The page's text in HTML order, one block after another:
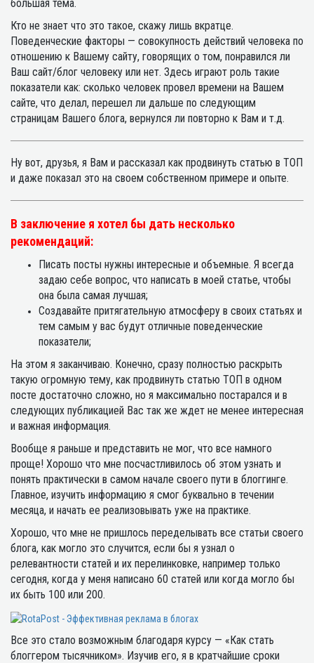
большая тема.
Кто не знает что это такое, скажу лишь вкратце.
Поведенческие факторы — совокупность действий человека по
отношению к Вашему сайту, говорящих о том, понравился ли
Ваш сайт/блог человеку или нет. Здесь играют роль такие
показатели как: сколько человек провел времени на Вашем
сайте, что делал, перешел ли дальше по следующим
страницам Вашего блога, вернулся ли повторно к Вам и т.д.
Ну вот, друзья, я Вам и рассказал как продвинуть статью в ТОП
и даже показал это на своем собственном примере и опыте.
В заключение я хотел бы дать несколько
рекомендаций:
Писать посты нужны интересные и объемные. Я всегда
задаю себе вопрос, что написать в моей статье, чтобы
она была самая лучшая;
Создавайте притягательную атмосферу в своих статьях и
тем самым у вас будут отличные поведенческие
показатели;
На этом я заканчиваю. Конечно, сразу полностью раскрыть
такую огромную тему, как продвинуть статью ТОП в одном
посте достаточно сложно, но я максимально постарался и в
следующих публикацией Вас так же ждет не менее интересная
и важная информация.
Вообще я раньше и представить не мог, что все намного
проще! Хорошо что мне посчастливилось об этом узнать и
понять практически в самом начале своего пути в блоггинге.
Главное, изучить информацию я смог буквально в течении
месяца, и начать ее реализовывать уже на практике.
Хорошо, что мне не пришлось переделывать все статьи своего
блога, как могло это случится, если бы я узнал о
релевантности статей и их перелинковке, например только
сегодня, когда у меня написано 60 статей или когда могло бы
их быть 100 или 200.
Все это стало возможным благодаря курсу — «Как стать
блоггером тысячником». Изучив его, я в кратчайшие сроки